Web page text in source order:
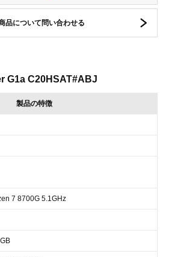
品について問い合わせる
G1a C20HSAT#ABJ
製品の特徴
7 8700G 5.1GHz